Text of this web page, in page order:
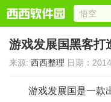
游戏发展国黑客打
来源: 西西整理 日期：
游戏发展国是一款